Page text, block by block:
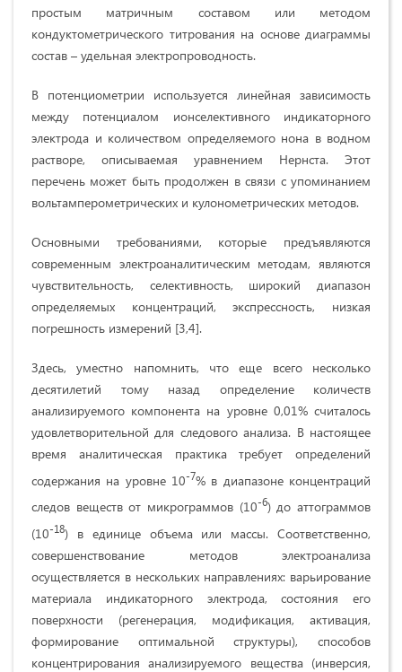
простым матричным составом или методом
кондуктометрического титрования на основе диаграммы
состав – удельная электропроводность.
В потенциометрии используется линейная зависимость
между потенциалом ионселективного индикаторного
электрода и количеством определяемого нона в водном
растворе, описываемая уравнением Нернста. Этот
перечень может быть продолжен в связи с упоминанием
вольтамперометрических и кулонометрических методов.
Основными требованиями, которые предъявляются
современным электроаналитическим методам, являются
чувствительность, селективность, широкий диапазон
определяемых концентраций, экспрессность, низкая
погрешность измерений [3,4].
Здесь, уместно напомнить, что еще всего несколько
десятилетий тому назад определение количеств
анализируемого компонента на уровне 0,01% считалось
удов­летворительной для следового анализа. В насто­ящее
время аналитическая практика требует определений
содер­жания на уровне 10-7% в диапазоне концентраций
следов веществ от микро­граммов (10-6) до аттограммов
(10-18) в единице объема или массы. Соответственно,
совершенствование методов электроанализа
осуществляется в нескольких направле­ниях: варьирование
материала индикаторного электрода, состояния его
поверхности (регене­рация, модификация, активация,
формирование оптимальной структуры), способов
концентри­рования анализируемого вещества (инверсия,